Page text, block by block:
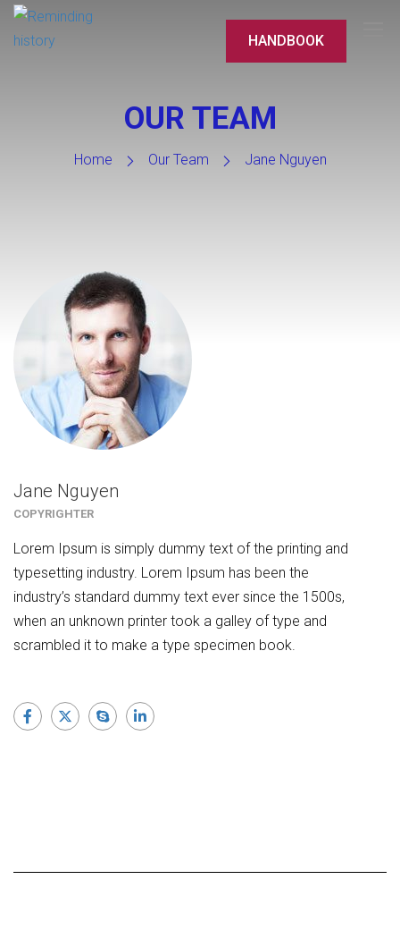
HANDBOOK
OUR TEAM
Home Our Team Jane Nguyen
Jane Nguyen
COPYRIGHTER
Lorem Ipsum is simply dummy text of the printing and
typesetting industry. Lorem Ipsum has been the
industry’s standard dummy text ever since the 1500s,
when an unknown printer took a galley of type and
scrambled it to make a type specimen book.